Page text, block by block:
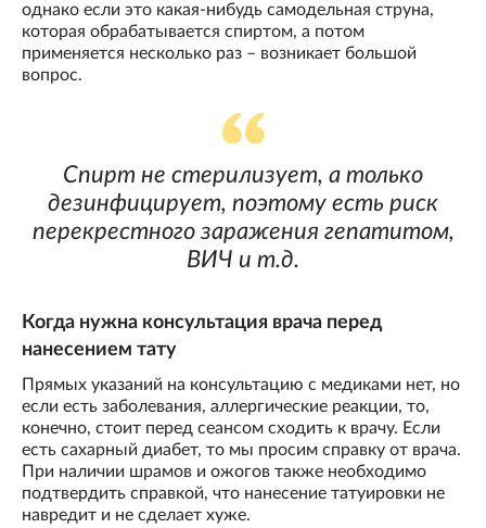
однако если это какая-нибудь самодельная струна,
которая обрабатывается спиртом, а потом
применяется несколько раз – возникает большой
вопрос.
Спирт не стерилизует, а только
дезинфицирует, поэтому есть риск
перекрестного заражения гепатитом,
ВИЧ и т.д.
Когда нужна консультация врача перед
нанесением тату
Прямых указаний на консультацию с медиками нет, но
если есть заболевания, аллергические реакции, то,
конечно, стоит перед сеансом сходить к врачу. Если
есть сахарный диабет, то мы просим справку от врача.
При наличии шрамов и ожогов также необходимо
подтвердить справкой, что нанесение татуировки не
навредит и не сделает хуже.